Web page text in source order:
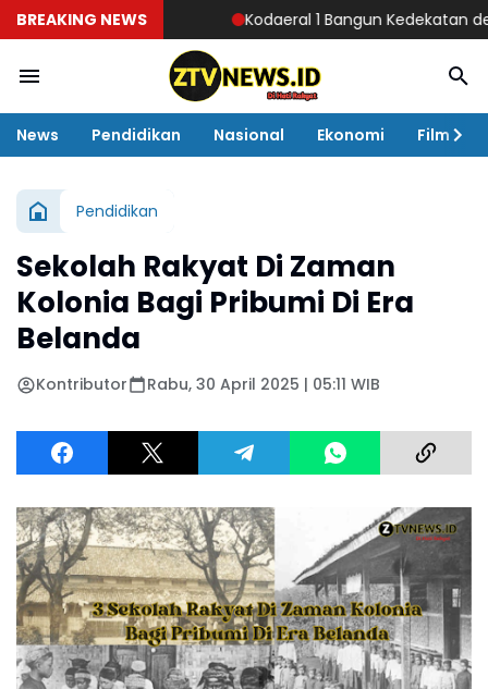
BREAKING NEWS Kodaeral 1 Bangun Kedekatan dengan
News Pendidikan Nasional Ekonomi Film
Pendidikan
Sekolah Rakyat Di Zaman
Kolonia Bagi Pribumi Di Era
Belanda
Kontributor Rabu, 30 April 2025 | 05:11 WIB